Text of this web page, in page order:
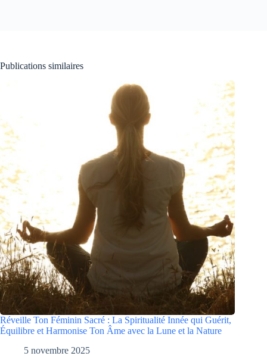
Publications similaires
Réveille Ton Féminin Sacré : La Spiritualité Innée qui Guérit,
Équilibre et Harmonise Ton Âme avec la Lune et la Nature
5 novembre 2025